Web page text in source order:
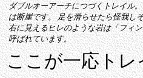
ダブルオーアーチにつづくトレイル
は断崖です。 足を滑らせたら怪我し
右に見えるヒレのような岩は「フィ
呼ばれています。
ここが一応ト